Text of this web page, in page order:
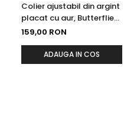
Colier ajustabil din argint
placat cu aur, Butterflies
and Pearls
159,00 RON
ADAUGA IN COS